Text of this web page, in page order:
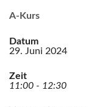
A-Kurs
Datum
29. Juni 2024
Zeit
11:00 - 12:30